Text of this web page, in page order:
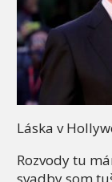
Láska v
Rozvody tu